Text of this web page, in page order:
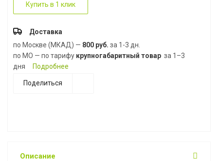
Купить в 1 клик
Доставка
по Москве (МКАД) — 800 руб. за 1-3 дн.
по МО — по тарифу крупногабаритный товар за 1–3
дня
Подробнее
Поделиться
Описание